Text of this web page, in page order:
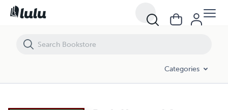
Categories
Pack Ahorra al Comprar 2 (Nº 024): 301 Chistes Cortos y Muy